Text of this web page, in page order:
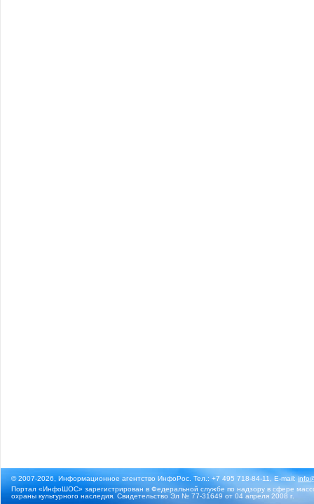
© 2007-2026, Информационное агентство ИнфоРос. Тел.: +7 495 718-84-11, E-mail:
Портал «ИнфоШОС» зарегистрирован в Федеральной службе по надзору в сфере
охраны культурного наследия. Свидетельство Эл № 77-31649 от 04 апреля 2008 г.